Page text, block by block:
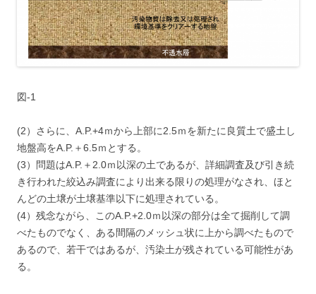
図-1
(2）さらに、A.P.+4ｍから上部に2.5ｍを新たに良質土で盛土し
地盤高をA.P.＋6.5ｍとする。
(3）問題はA.P.＋2.0ｍ以深の土であるが、詳細調査及び引き続
き行われた絞込み調査により出来る限りの処理がなされ、ほと
んどの土壌が土壌基準以下に処理されている。
(4）残念ながら、このA.P.+2.0ｍ以深の部分は全て掘削して調
べたものでなく、ある間隔のメッシュ状に上から調べたもので
あるので、若干ではあるが、汚染土が残されている可能性があ
る。